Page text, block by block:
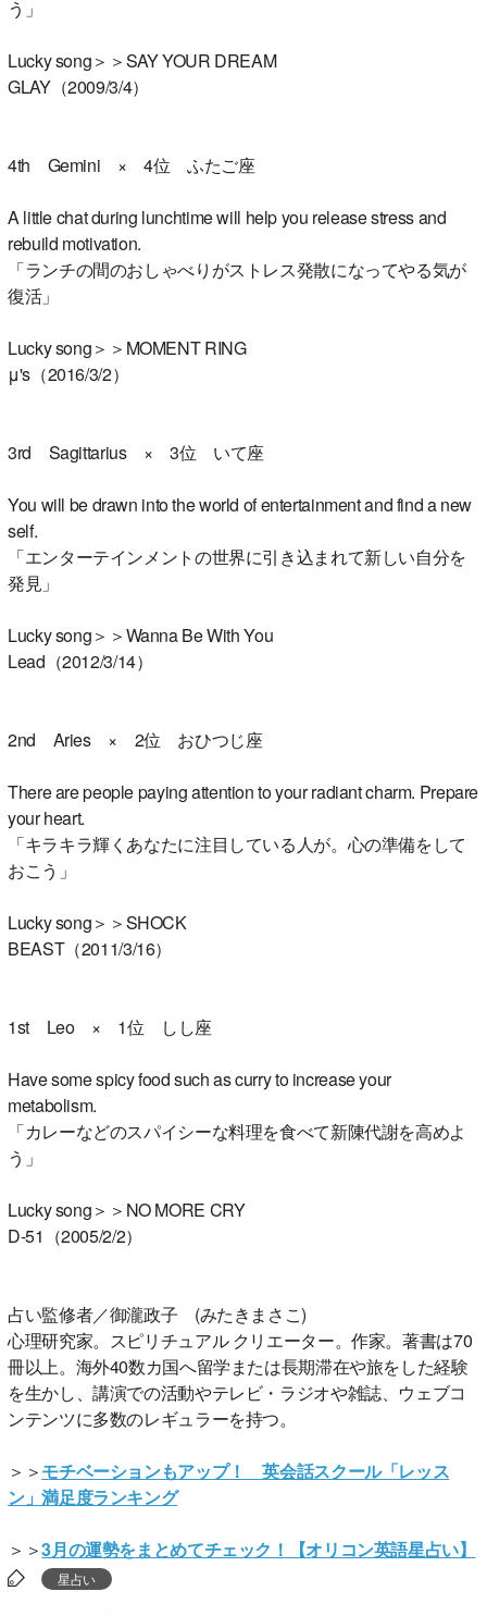
う」
Lucky song＞＞SAY YOUR DREAM
GLAY（2009/3/4）
4th Gemini × 4位 ふたご座
A little chat during lunchtime will help you release stress and
rebuild motivation.
「ランチの間のおしゃべりがストレス発散になってやる気が
復活」
Lucky song＞＞MOMENT RING
μ's（2016/3/2）
3rd Sagittarius × 3位 いて座
You will be drawn into the world of entertainment and find a new
self.
「エンターテインメントの世界に引き込まれて新しい自分を
発見」
Lucky song＞＞Wanna Be With You
Lead（2012/3/14）
2nd Aries × 2位 おひつじ座
There are people paying attention to your radiant charm. Prepare
your heart.
「キラキラ輝くあなたに注目している人が。心の準備をして
おこう」
Lucky song＞＞SHOCK
BEAST（2011/3/16）
1st Leo × 1位 しし座
Have some spicy food such as curry to increase your
metabolism.
「カレーなどのスパイシーな料理を食べて新陳代謝を高めよ
う」
Lucky song＞＞NO MORE CRY
D-51（2005/2/2）
占い監修者／御瀧政子 (みたきまさこ)
心理研究家。スピリチュアル クリエーター。作家。著書は70
冊以上。海外40数カ国へ留学または長期滞在や旅をした経験
を生かし、講演での活動やテレビ・ラジオや雑誌、ウェブコ
ンテンツに多数のレギュラーを持つ。
＞＞モチベーションもアップ！ 英会話スクール「レッス
ン」満足度ランキング
＞＞3月の運勢をまとめてチェック！【オリコン英語星占い】
星占い